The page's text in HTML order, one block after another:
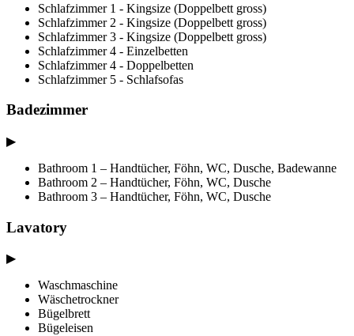
Schlafzimmer 1 - Kingsize (Doppelbett gross)
Schlafzimmer 2 - Kingsize (Doppelbett gross)
Schlafzimmer 3 - Kingsize (Doppelbett gross)
Schlafzimmer 4 - Einzelbetten
Schlafzimmer 4 - Doppelbetten
Schlafzimmer 5 - Schlafsofas
Badezimmer
▶
Bathroom 1 – Handtücher, Föhn, WC, Dusche, Badewanne
Bathroom 2 – Handtücher, Föhn, WC, Dusche
Bathroom 3 – Handtücher, Föhn, WC, Dusche
Lavatory
▶
Waschmaschine
Wäschetrockner
Bügelbrett
Bügeleisen